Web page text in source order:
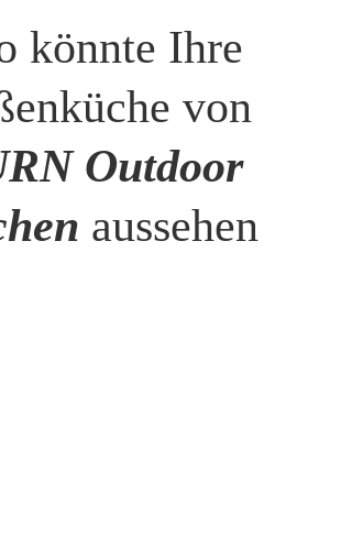
könnte Ihre
von
Outdoor
aussehen